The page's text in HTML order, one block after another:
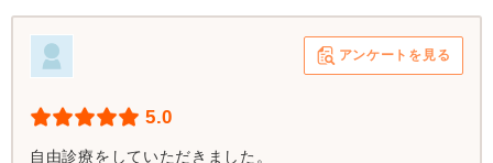
アンケートを見る
5.0
自由診療をしていただきました。